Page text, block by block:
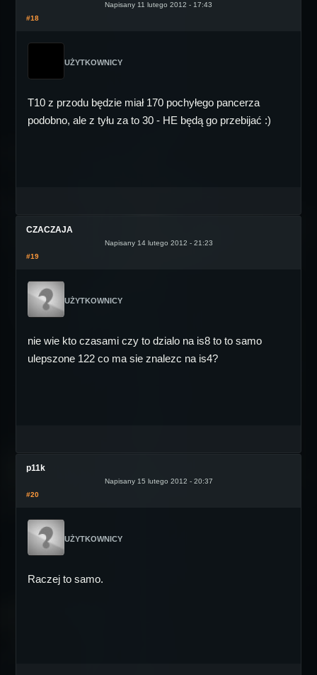
Napisany 11 lutego 2012 - 17:43
#18
UŻYTKOWNICY
T10 z przodu będzie miał 170 pochyłego pancerza
podobno, ale z tyłu za to 30 - HE będą go przebijać :)
CZACZAJA
Napisany 14 lutego 2012 - 21:23
#19
UŻYTKOWNICY
nie wie kto czasami czy to dzialo na is8 to to samo
ulepszone 122 co ma sie znalezc na is4?
p11k
Napisany 15 lutego 2012 - 20:37
#20
UŻYTKOWNICY
Raczej to samo.